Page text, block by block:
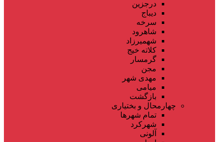
درجزین
دیباج
سرخه
شاهرود
شهمیرزاد
کلاته خیج
گرمسار
مجن
مهدی شهر
میامی
بازگشت
چهارمحال و بختیاری
تمام شهر‌ها
شهرکرد
آلونی